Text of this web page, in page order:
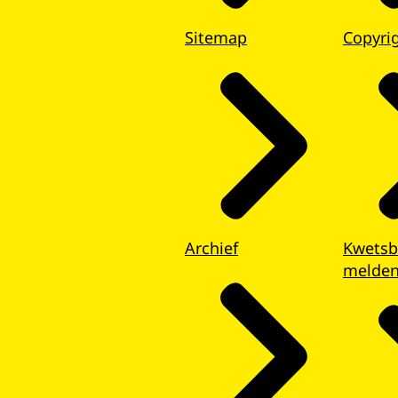
Bekijk de rapportage en de
Dit verbetert de toegang tot jeugdhulp voor
verzamelt samen met huisartsen,
Veiligheid voor lokale teams
Sitemap
Archief
melden